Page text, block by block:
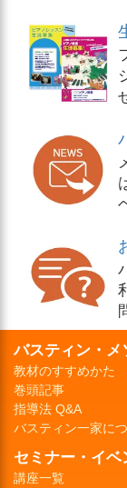
バスティン・メ
教材のすすめかた
巻頭記事
指導法 Q&A
バスティン一家に
セミナー・イベ
講座一覧